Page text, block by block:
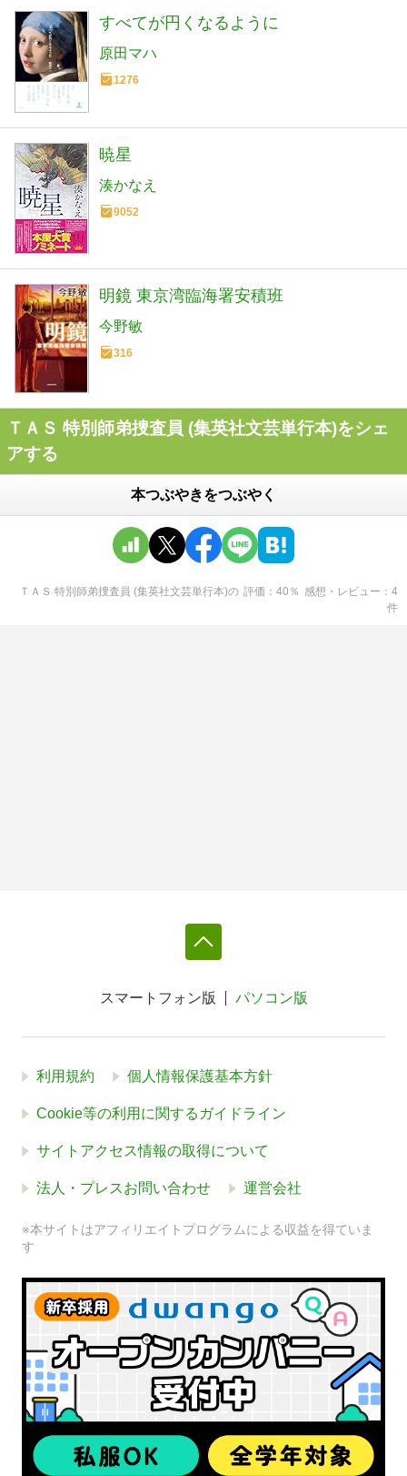
すべてが円くなるように
原田マハ
1276
暁星
湊かなえ
9052
明鏡 東京湾臨海署安積班
今野敏
316
ＴＡＳ 特別師弟捜査員 (集英社文芸単行本)をシェ
アする
本つぶやきをつぶやく
ＴＡＳ 特別師弟捜査員 (集英社文芸単行本)の 評価 40 ％ 感想・レビュー
4
件
スマートフォン版 パソコン版
利用規約 個人情報保護基本方針
Cookie等の利用に関するガイドライン
サイトアクセス情報の取得について
法人・プレスお問い合わせ 運営会社
※本サイトはアフィリエイトプログラムによる収益を得ていま
す